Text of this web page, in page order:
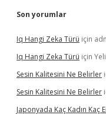
Son yorumlar
Iq Hangi Zeka Türü için
Iq Hangi Zeka Türü için
Sesin Kalitesini Ne Belirler
Sesin Kalitesini Ne Belirler
Japonyada Kaç Kadın Kaç